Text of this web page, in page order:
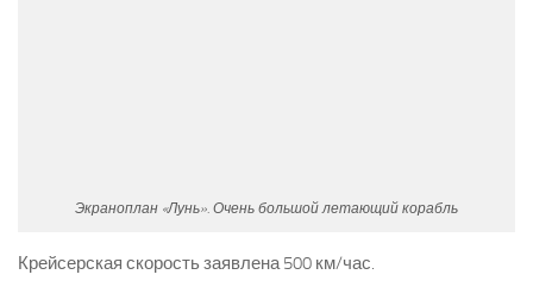
Экраноплан «Лунь». Очень большой летающий корабль
Крейсерская скорость заявлена 500 км/час.